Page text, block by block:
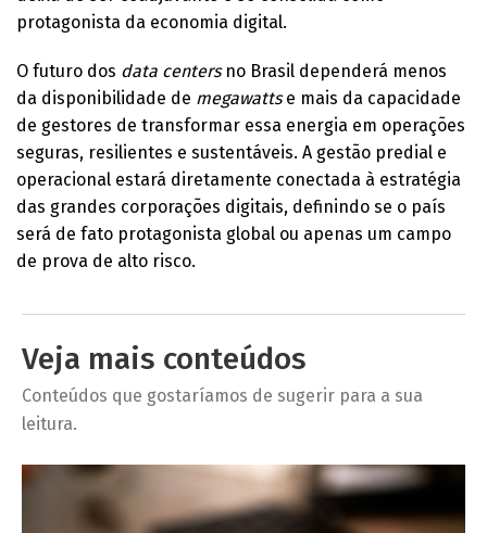
protagonista da economia digital.
O futuro dos data centersno Brasil dependerá menos
da disponibilidade de megawattse mais da capacidade
de gestores de transformar essa energia em operações
seguras, resilientes e sustentáveis. A gestão predial e
operacional estará diretamente conectada à estratégia
das grandes corporações digitais, definindo se o país
será de fato protagonista global ou apenas um campo
de prova de alto risco.
Veja mais conteúdos
Conteúdos que gostaríamos de sugerir para a sua
leitura.